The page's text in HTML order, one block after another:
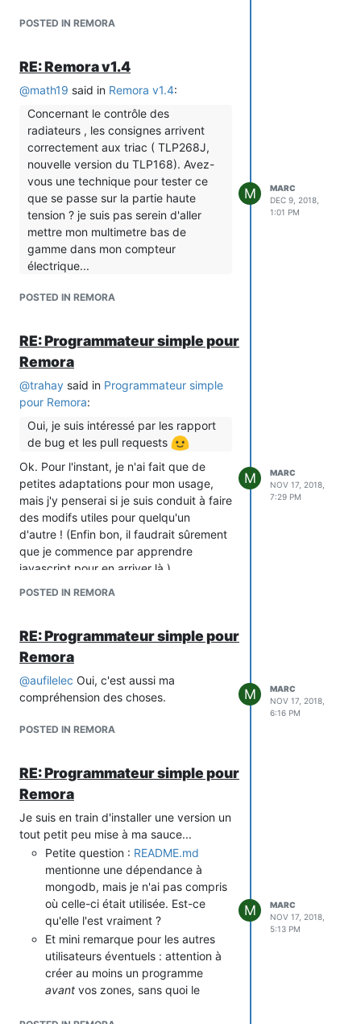
POSTED IN REMORA
RE: Remora v1.4
@math19 said in Remora v1.4:
Concernant le contrôle des
radiateurs , les consignes arrivent
correctement aux triac ( TLP268J,
nouvelle version du TLP168). Avez-
vous une technique pour tester ce
que se passe sur la partie haute
tension ? je suis pas serein d'aller
mettre mon multimetre bas de
gamme dans mon compteur
électrique...
sortie des triacs. Mais effectivement,
c'est probablement un souci de 5V vs
POSTED IN REMORA
M
MARC
DEC 9, 2018,
1:01 PM
RE: Programmateur simple pour
Remora
@trahay said in Programmateur simple
pour Remora:
Oui, je suis intéressé par les rapport
de bug et les pull requests
Ok. Pour l'instant, je n'ai fait que de
petites adaptations pour mon usage,
mais j'y penserai si je suis conduit à faire
des modifs utiles pour quelqu'un
d'autre ! (Enfin bon, il faudrait sûrement
que je commence par apprendre
javascript pour en arriver là.)
POSTED IN REMORA
M
MARC
NOV 17, 2018,
7:29 PM
RE: Programmateur simple pour
Remora
@aufilelec Oui, c'est aussi ma
compréhension des choses.
POSTED IN REMORA
M
MARC
NOV 17, 2018,
6:16 PM
RE: Programmateur simple pour
Remora
Je suis en train d'installer une version un
tout petit peu mise à ma sauce...
Petite question : README.md
mentionne une dépendance à
mongodb, mais je n'ai pas compris
où celle-ci était utilisée. Est-ce
qu'elle l'est vraiment ?
Et mini remarque pour les autres
utilisateurs éventuels : attention à
créer au moins un programme
avant vos zones, sans quoi le
M
MARC
NOV 17, 2018,
5:13 PM